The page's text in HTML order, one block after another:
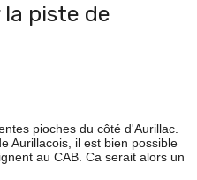
piste de
pioches du côté d'Aurillac.
Aurillacois, il est bien possible
au CAB. Ca serait alors un